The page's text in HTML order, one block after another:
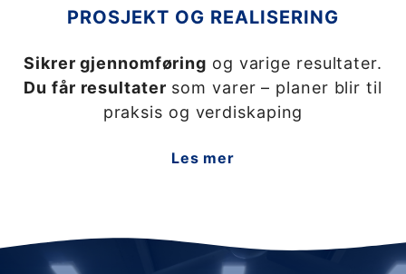
PROSJEKT OG REALISERING
Sikrer gjennomføring og varige resultater.
Du får resultater som varer – planer blir til
praksis og verdiskaping
Les mer